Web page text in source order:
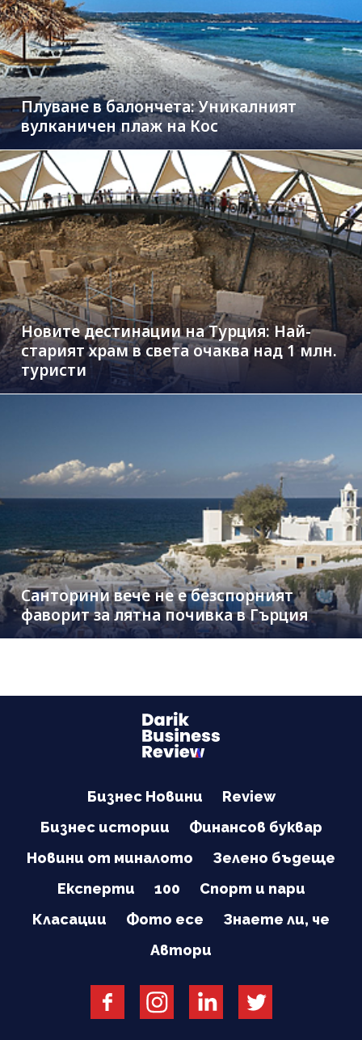
Плуване в балончета: Уникалният
вулканичен плаж на Кос
Новите дестинации на Турция: Най-
старият храм в света очаква над 1 млн.
туристи
Санторини вече не е безспорният
фаворит за лятна почивка в Гърция
Бизнес Новини
Review
Бизнес истории
Финансов буквар
Новини от миналото
Зелено бъдеще
Експерти
100
Спорт и пари
Класации
Фото есе
Знаете ли, че
Автори